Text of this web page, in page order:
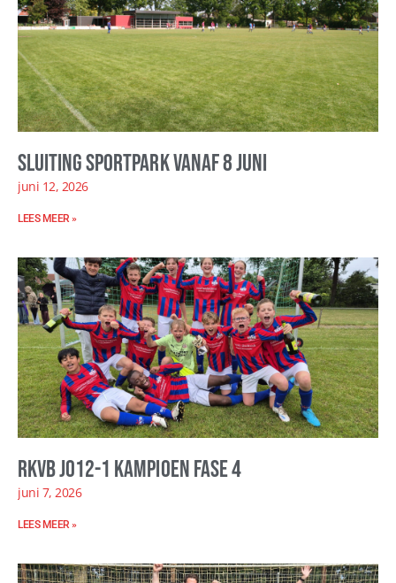
Sluiting sportpark vanaf 8 juni
juni 12, 2026
LEES MEER »
RKVB JO12-1 kampioen fase 4
juni 7, 2026
LEES MEER »